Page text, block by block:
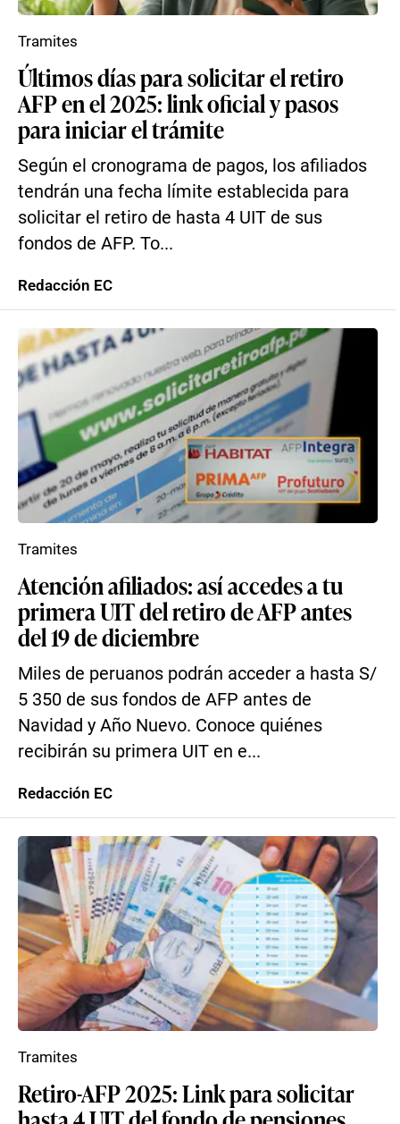
Últimos días para solicitar el retiro
AFP en el 2025: link oficial y pasos
para iniciar el trámite
Según el cronograma de pagos, los afiliados
tendrán una fecha límite establecida para
solicitar el retiro de hasta 4 UIT de sus
fondos de AFP. To...
Tramites
Redacción EC
Atención afiliados: así accedes a tu
primera UIT del retiro de AFP antes
del 19 de diciembre
Miles de peruanos podrán acceder a hasta S/
5 350 de sus fondos de AFP antes de
Navidad y Año Nuevo. Conoce quiénes
recibirán su primera UIT en e...
Tramites
Redacción EC
Retiro-AFP 2025: Link para solicitar
Tramites